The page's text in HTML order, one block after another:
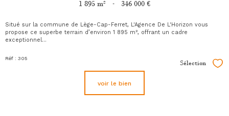
1 895 m² - 346 000 €
Situé sur la commune de Lège-Cap-Ferret, L'Agence De L'Horizon vous
propose ce superbe terrain d’environ 1 895 m², offrant un cadre
exceptionnel...
Réf : 305
Sélection
voir le bien